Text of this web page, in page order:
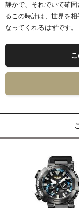
静かで、それでいて確
るこの時計は、世界を
なってくれるはずです。